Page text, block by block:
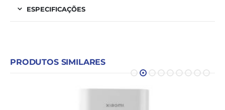
ESPECIFICAÇÕES
PRODUTOS SIMILARES